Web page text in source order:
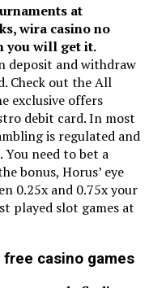
at
wira casino no
you will get it.
deposit and withdraw
Check out the All
exclusive offers
debit card. In most
is regulated and
need to bet a
bonus, Horus’ eye
0.25x and 0.75x your
played slot games at
casino games